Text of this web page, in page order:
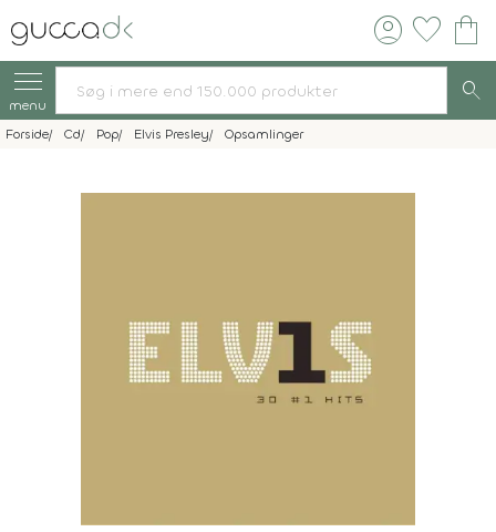
account_circle favorite shopping_bag
menu search
Forside Cd Pop Elvis Presley Opsamlinger